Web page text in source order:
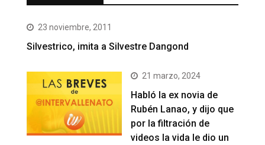
23 noviembre, 2011
Silvestrico, imita a Silvestre Dangond
21 marzo, 2024
Habló la ex novia de
Rubén Lanao, y dijo que
por la filtración de
videos la vida le dio un